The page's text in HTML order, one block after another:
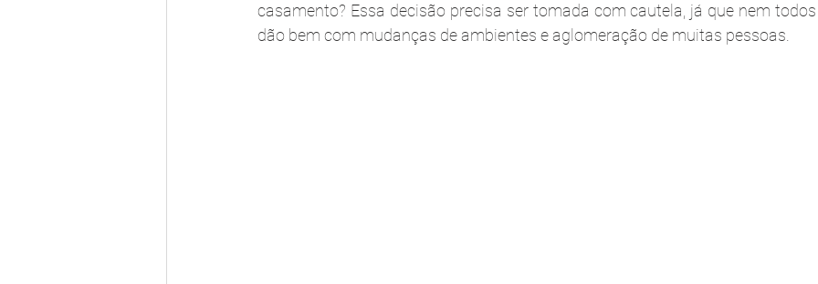
casamento? Essa decisão precisa ser tomada com cautela, já que nem
dão bem com mudanças de ambientes e aglomeração de muitas pessoas.